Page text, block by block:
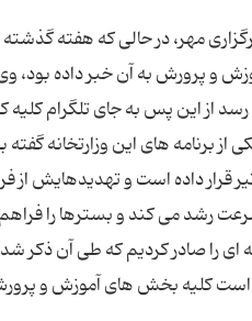
مهر، در حالی که هفته
پرورش به آن خبر داده بود، وی
از این پس به جای تلگرام
از برنامه های این وزارتخانه
قرار داده است و تهدیدهایش
رشد می کند و بسترها را
را صادر کردیم که طی آن ذکر
کلیه بخش های آموزش و